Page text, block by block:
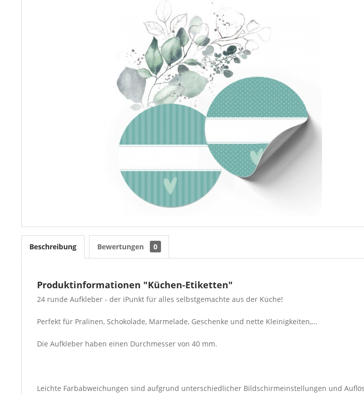
Beschreibung Bewertungen 0
Produktinformationen "Küchen-Etiketten"
24 runde Aufkleber - der iPunkt für alles selbstgemachte aus der Küche!
Perfekt für Pralinen, Schokolade, Marmelade, Geschenke und nette Kleinigkeiten,...
Die Aufkleber haben einen Durchmesser von 40 mm.
Leichte Farbabweichungen sind aufgrund unterschiedlicher Bildschirmeinstellungen und